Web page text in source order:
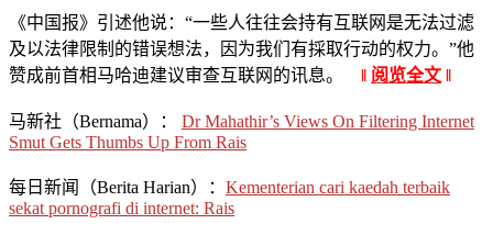
《中国报》引述他说：“一些人往往会持有互联网是无法过滤
及以法律限制的错误想法，因为我们有採取行动的权力。”他
赞成前首相马哈迪建议审查互联网的讯息。 ‖ 阅览全文 ‖
马新社（Bernama）： Dr Mahathir’s Views On Filtering Internet
Smut Gets Thumbs Up From Rais
每日新闻（Berita Harian）： Kementerian cari kaedah terbaik
sekat pornografi di internet: Rais